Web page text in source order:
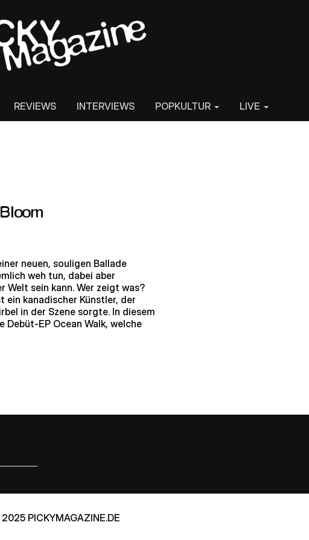
REVIEWS INTERVIEWS POPKULTUR LIVE
neuen, souligen Ballade
weh tun, dabei aber
sein kann. Wer zeigt was?
ein kanadischer Künstler, der
in der Szene sorgte. In diesem
Debüt-EP Ocean Walk, welche
PICKYMAGAZINE.DE